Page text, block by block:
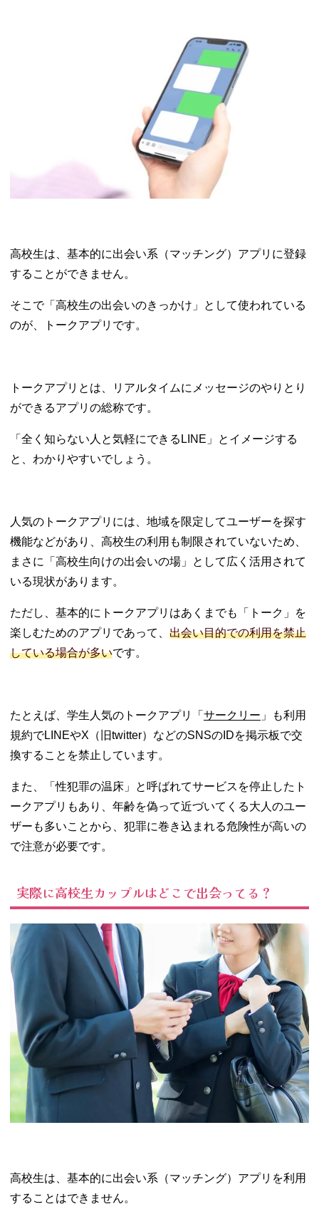
高校生は、基本的に出会い系（マッチング）アプリに登録
することができません。
そこで「高校生の出会いのきっかけ」として使われている
のが、トークアプリです。
トークアプリとは、リアルタイムにメッセージのやりとり
ができるアプリの総称です。
「全く知らない人と気軽にできるLINE」とイメージする
と、わかりやすいでしょう。
人気のトークアプリには、地域を限定してユーザーを探す
機能などがあり、高校生の利用も制限されていないため、
まさに「高校生向けの出会いの場」として広く活用されて
いる現状があります。
ただし、基本的にトークアプリはあくまでも「トーク」を
楽しむためのアプリであって、 出会い目的での利用を禁止
している場合が多いです。
たとえば、学生人気のトークアプリ「 サークリー 」も利用
規約でLINEやX（旧twitter）などのSNSのIDを掲示板で交
換することを禁止しています。
また、「性犯罪の温床」と呼ばれてサービスを停止したト
ークアプリもあり、年齢を偽って近づいてくる大人のユー
ザーも多いことから、犯罪に巻き込まれる危険性が高いの
で注意が必要です。
実際に高校生カップルはどこで出会ってる？
高校生は、基本的に出会い系（マッチング）アプリを利用
することはできません。